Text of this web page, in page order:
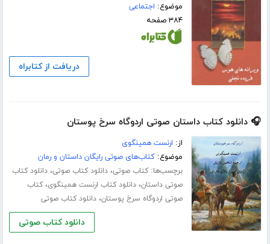
موضوع: اجتماعی
۳۸۴ صفحه
دریافت از کتابراه
🎧 دانلود کتاب داستان صوتی اردوگاه سرخ پوستان
از: ارنست همینگوی
موضوع:کتاب‌های صوتی رایگان داستان و رمان
برچسب‌ها:کتاب صوتی،دانلود کتاب صوتی،دانلود کتاب
صوتی داستان،دانلود کتاب ارنست همینگوی،کتاب
صوتی اردوگاه سرخ پوستان،دانلود کتاب صوتی
دانلود کتاب صوتی